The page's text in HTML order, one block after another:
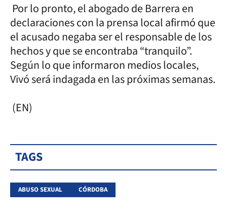
Por lo pronto, el abogado de Barrera en
declaraciones con la prensa local afirmó que
el acusado negaba ser el responsable de los
hechos y que se encontraba “tranquilo”.
Según lo que informaron medios locales,
Vivó será indagada en las próximas semanas.
(EN)
TAGS
ABUSO SEXUAL CÓRDOBA